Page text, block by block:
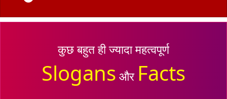
कुछ बहुत ही ज्यादा महत्वपूर्ण
Slogans और Facts